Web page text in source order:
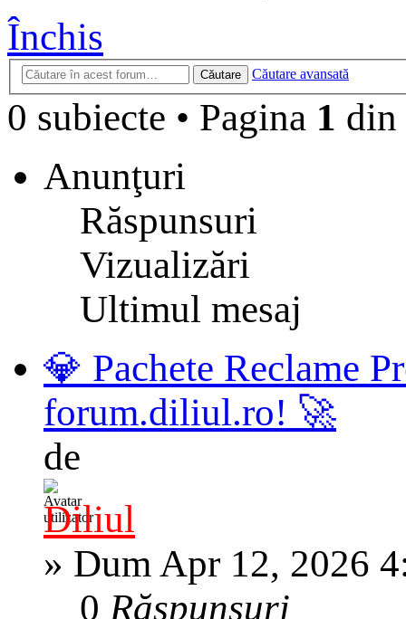
Închis
Căutare Căutare avansată
0 subiecte • Pagina 1 din
Anunţuri
Răspunsuri
Vizualizări
Ultimul mesaj
💎 Pachete Reclame
forum.diliul.ro! 🚀
de
Diliul
» Dum Apr 12, 2026
0 Răspunsuri